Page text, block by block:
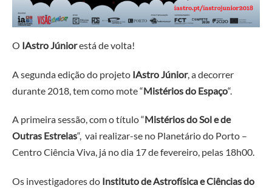
O IAstro Júniorestá de volta!
A segunda edição do projeto IAstro Júnior, a decorrer
durante 2018, tem como mote “Mistérios do Espaço“.
A primeira sessão, com o título “Mistérios do Sol e de
Outras Estrelas“, vai realizar-se no Planetário do Porto –
Centro Ciência Viva, já no dia 17 de fevereiro, pelas 18h00.
Os investigadores do Instituto de Astrofísica e Ciências do